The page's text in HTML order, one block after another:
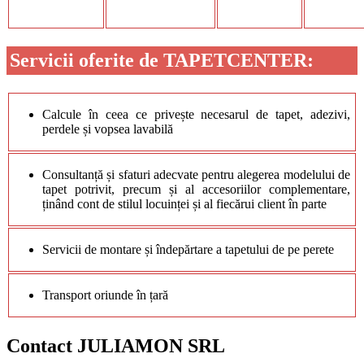
Servicii oferite de TAPETCENTER:
Calcule în ceea ce privește necesarul de tapet, adezivi,
perdele și vopsea lavabilă
Consultanță și sfaturi adecvate pentru alegerea modelului de
tapet potrivit, precum și al accesoriilor complementare,
ținând cont de stilul locuinței și al fiecărui client în parte
Servicii de montare și îndepărtare a tapetului de pe perete
Transport oriunde în țară
Contact JULIAMON SRL